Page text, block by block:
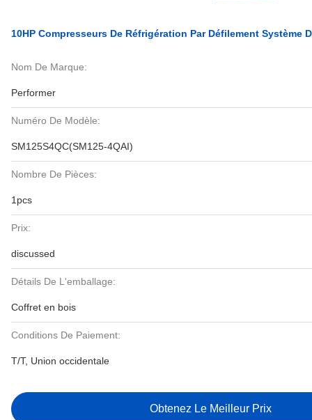
10HP Compresseurs De Réfrigération Par Défilement Système
Nom De Marque:
Performer
Numéro De Modèle:
SM125S4QC(SM125-4QAI)
Nombre De Pièces:
1pcs
Prix:
discussed
Détails De L'emballage:
Coffret en bois
Conditions De Paiement:
T/T, Union occidentale
Obtenez Le Meilleur Prix